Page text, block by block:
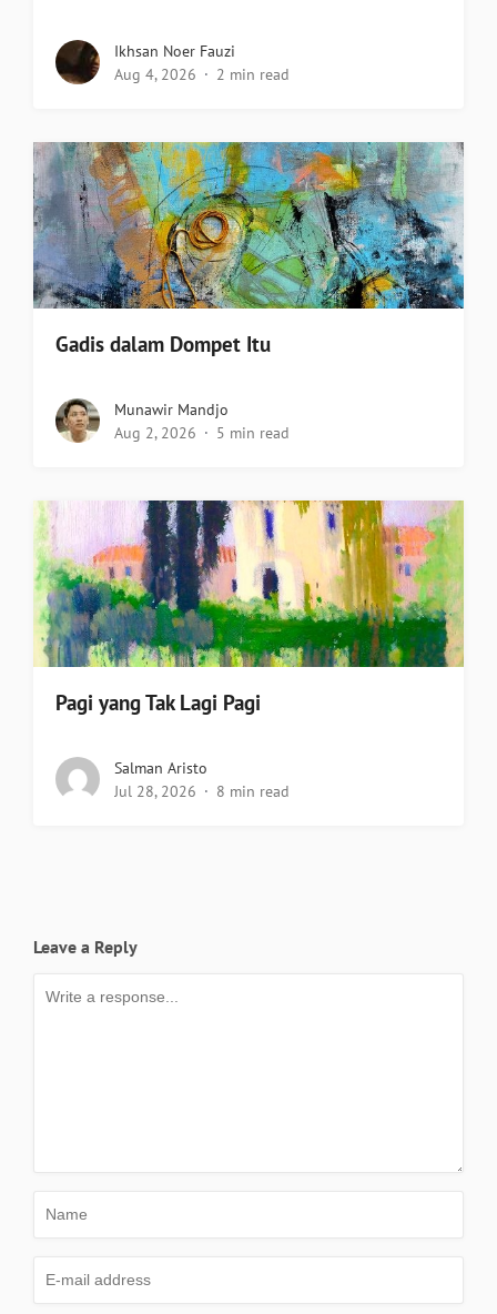
Ikhsan Noer Fauzi
Aug 4, 2026
2 min read
Gadis dalam Dompet Itu
Munawir Mandjo
Aug 2, 2026
5 min read
Pagi yang Tak Lagi Pagi
Salman Aristo
Jul 28, 2026
8 min read
Leave a Reply